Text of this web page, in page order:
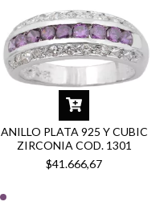
ANILLO PLATA 925 Y CUBIC
ZIRCONIA COD. 1301
$41.666,67